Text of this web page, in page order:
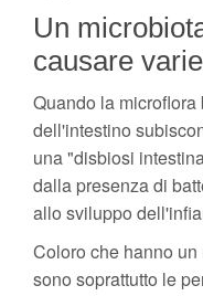
Un
causare
Quando la
dell'intestino
una "disbiosi
dalla presenza di
allo sviluppo
Coloro che hanno
sono soprattutto le